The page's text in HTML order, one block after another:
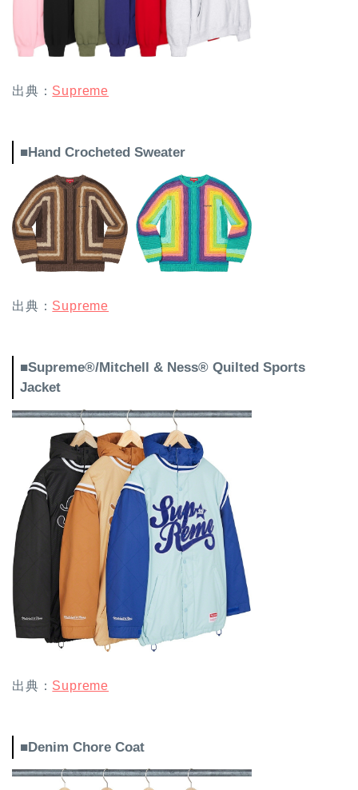
出典： Supreme
■Hand Crocheted Sweater
出典： Supreme
■Supreme®/Mitchell & Ness® Quilted Sports
Jacket
出典： Supreme
■Denim Chore Coat